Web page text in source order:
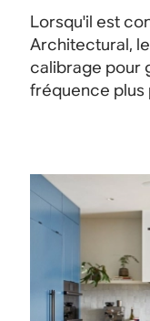
Lorsqu'il est
Architectural,
calibrage pour
fréquence plus